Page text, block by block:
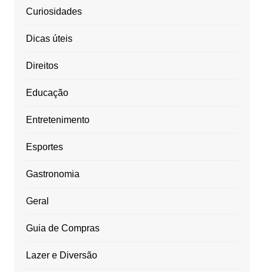
Curiosidades
Dicas úteis
Direitos
Educação
Entretenimento
Esportes
Gastronomia
Geral
Guia de Compras
Lazer e Diversão